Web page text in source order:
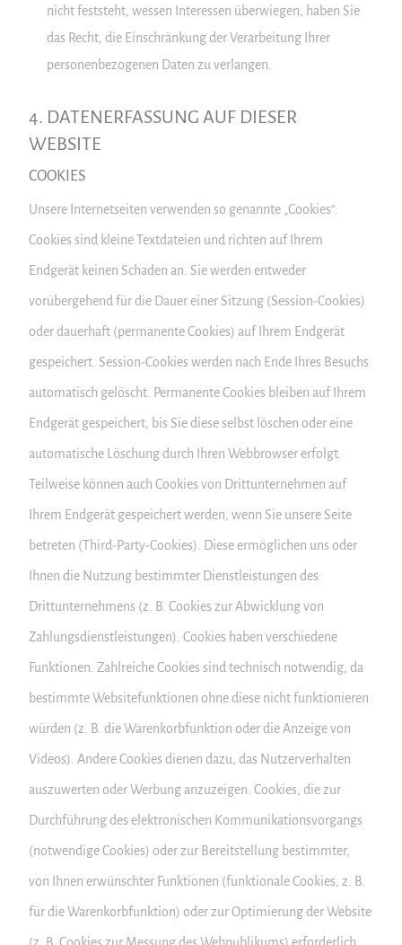
nicht feststeht, wessen Interessen überwiegen, haben Sie
das Recht, die Einschränkung der Verarbeitung Ihrer
personenbezogenen Daten zu verlangen.
4. DATENERFASSUNG AUF DIESER
WEBSITE
COOKIES
Unsere Internetseiten verwenden so genannte „Cookies“.
Cookies sind kleine Textdateien und richten auf Ihrem
Endgerät keinen Schaden an. Sie werden entweder
vorübergehend für die Dauer einer Sitzung (Session-Cookies)
oder dauerhaft (permanente Cookies) auf Ihrem Endgerät
gespeichert. Session-Cookies werden nach Ende Ihres Besuchs
automatisch gelöscht. Permanente Cookies bleiben auf Ihrem
Endgerät gespeichert, bis Sie diese selbst löschen oder eine
automatische Löschung durch Ihren Webbrowser erfolgt.
Teilweise können auch Cookies von Drittunternehmen auf
Ihrem Endgerät gespeichert werden, wenn Sie unsere Seite
betreten (Third-Party-Cookies). Diese ermöglichen uns oder
Ihnen die Nutzung bestimmter Dienstleistungen des
Drittunternehmens (z. B. Cookies zur Abwicklung von
Zahlungsdienstleistungen). Cookies haben verschiedene
Funktionen. Zahlreiche Cookies sind technisch notwendig, da
bestimmte Websitefunktionen ohne diese nicht funktionieren
würden (z. B. die Warenkorbfunktion oder die Anzeige von
Videos). Andere Cookies dienen dazu, das Nutzerverhalten
auszuwerten oder Werbung anzuzeigen. Cookies, die zur
Durchführung des elektronischen Kommunikationsvorgangs
(notwendige Cookies) oder zur Bereitstellung bestimmter,
von Ihnen erwünschter Funktionen (funktionale Cookies, z. B.
für die Warenkorbfunktion) oder zur Optimierung der Website